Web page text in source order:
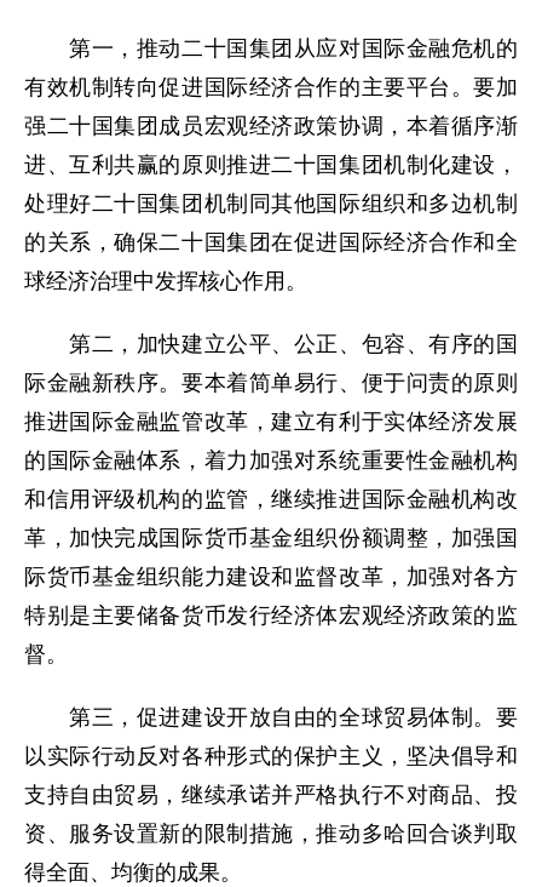
第一，推动二十国集团从应对国际金融危机的
有效机制转向促进国际经济合作的主要平台。要加
强二十国集团成员宏观经济政策协调，本着循序渐
进、互利共赢的原则推进二十国集团机制化建设，
处理好二十国集团机制同其他国际组织和多边机制
的关系，确保二十国集团在促进国际经济合作和全
球经济治理中发挥核心作用。
第二，加快建立公平、公正、包容、有序的国
际金融新秩序。要本着简单易行、便于问责的原则
推进国际金融监管改革，建立有利于实体经济发展
的国际金融体系，着力加强对系统重要性金融机构
和信用评级机构的监管，继续推进国际金融机构改
革，加快完成国际货币基金组织份额调整，加强国
际货币基金组织能力建设和监督改革，加强对各方
特别是主要储备货币发行经济体宏观经济政策的监
督。
第三，促进建设开放自由的全球贸易体制。要
以实际行动反对各种形式的保护主义，坚决倡导和
支持自由贸易，继续承诺并严格执行不对商品、投
资、服务设置新的限制措施，推动多哈回合谈判取
得全面、均衡的成果。